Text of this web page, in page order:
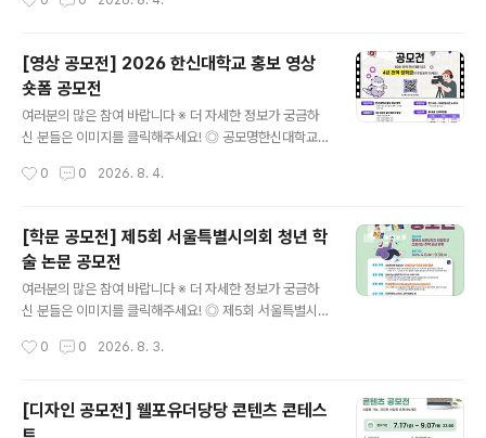
Contest 삼성전자 AI 기반 주거 공간 디자인 공모전 ◎
인사업자 소속) ◎ 공모주제Space for AI, Design for
Life(AI 가전을 품은 주거 공간 디자인) ◎ 공모 분야(택1)
1. AI키친: 냉장고, 후드일체형 인덕션, AI 스팀, 식기세척
기 등 주방 설계2. AI리빙 : TV, 시스템에어컨, 공기청정기
등 거실 설계※ 자세한 제품 AI 기능과 가이드 팁은 삼성 비
01~09.18수상자 발..
[영상 공모전] 2026 한신대학교 홍보 영상
숏폼 공모전
여러분의 많은 참여 바랍니다 ※ 더 자세한 정보가 궁금하
신 분들은 이미지를 클릭해주세요! ◎ 공모명한신대학교
(브랜드 광고, 입시 홍보, 캠퍼스 소개 등 형식 자유) ◎ 응
학생 및 이에 준하는 연령의 청소년 모두 참여 가능(중고등
학교·대안학교·비인가 교육기관·해외학교 재학생 및 검정
고시 준비생 등 포함) ◎ 공모일정- 접수: 2026.7.20(월)
~8.18(화) - 발표: 9월 말 예정(한신대 홈페이지 및 개별
연락) - 발표 후 시상식 진행 예정(수상자는 필수 참여) -
있습니다. ◎ 출품형식30-60초 길이의 MP4 영상..
0 0 2026. 8. 4.
[학문 공모전] 제5회 서울특별시의회 청년 학
술 논문 공모전
여러분의 많은 참여 바랍니다 ※ 더 자세한 정보가 궁금하
신 분들은 이미지를 클릭해주세요! ◎ 제5회 서울특별시의
어나갈 새로운 주역인 청년들이 우리사회가 직면한 문제에
고 참신한 제안을 발굴하고자 매년 우수 학술 논문을 공모·
선정하여 오고 있습니다. 올해에도 청년 여러분들의 많은
0 0 2026. 8. 3.
[디자인 공모전] 웰포유더당당 콘텐츠 콘테스